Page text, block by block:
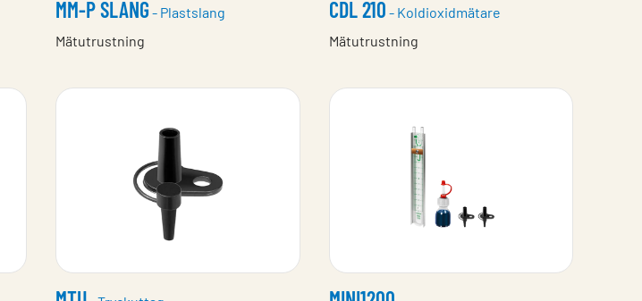
MM-P SLANG - Plastslang
Mätutrustning
CDL 210 - Koldioxidmätare
Mätutrustning